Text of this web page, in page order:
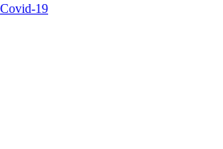
Covid-19